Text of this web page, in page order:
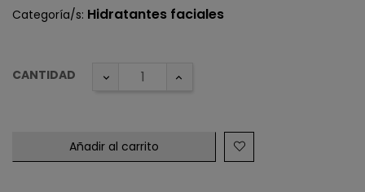
Categoría/s: Hidratantes faciales
CANTIDAD
Añadir al carrito